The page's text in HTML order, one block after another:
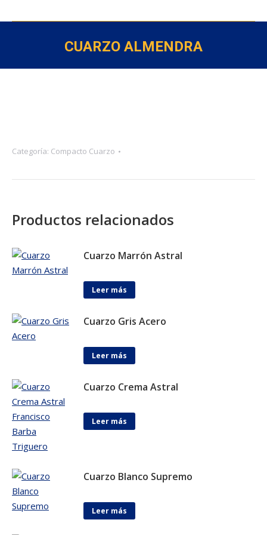
CUARZO ALMENDRA
Categoría: Compacto Cuarzo
Productos relacionados
Cuarzo Marrón Astral
Leer más
Cuarzo Gris Acero
Leer más
Cuarzo Crema Astral
Leer más
Cuarzo Blanco Supremo
Leer más